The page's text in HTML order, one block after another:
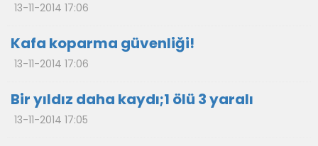
13-11-2014 17:06
Kafa koparma güvenliği!
13-11-2014 17:06
Bir yıldız daha kaydı;1 ölü 3 yaralı
13-11-2014 17:05